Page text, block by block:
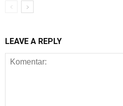
LEAVE A REPLY